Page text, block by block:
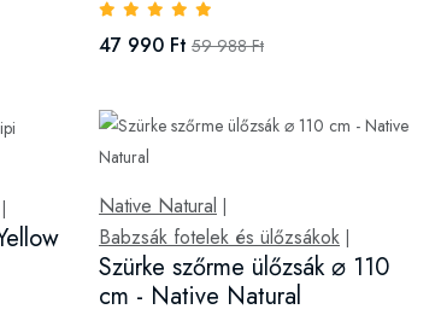
47 990 Ft 59 988 Ft
| Native Natural |
Babzsák fotelek és ülőzsákok|
Szürke szőrme ülőzsák ⌀ 110
cm - Native Natural